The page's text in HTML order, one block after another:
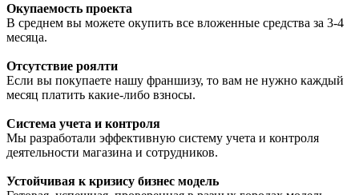
Окупаемость проекта
В среднем вы можете окупить все вложенные средства за 3-4
месяца.
Отсутствие роялти
Если вы покупаете нашу франшизу, то вам не нужно каждый
месяц платить какие-либо взносы.
Система учета и контроля
Мы разработали эффективную систему учета и контроля
деятельности магазина и сотрудников.
Устойчивая к кризису бизнес модель